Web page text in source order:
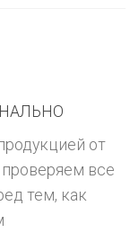
от
все
тем, как